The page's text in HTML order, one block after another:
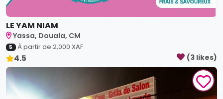
LE YAM NIAM
Yassa, Douala, CM
5 À partir de 2,000 XAF
4.5 (3 likes)